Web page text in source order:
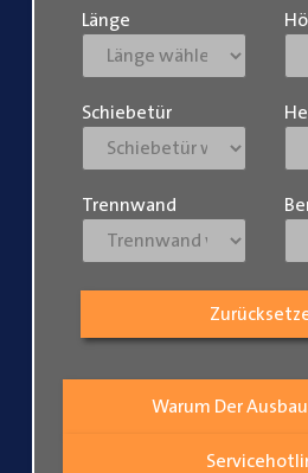
Warum Der
Länge
Schiebetür
Trennwand